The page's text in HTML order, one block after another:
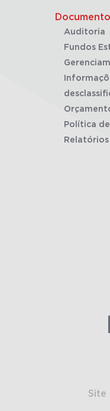
Auditoria
Fundos
Política
Relatórios
Site